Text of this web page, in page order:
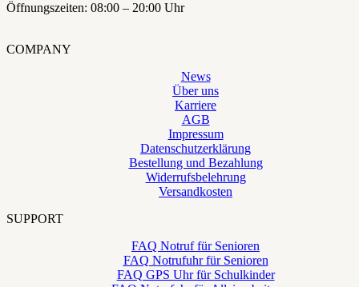
Öffnungszeiten: 08:00 – 20:00 Uhr
COMPANY
News
Über uns
Karriere
AGB
Impressum
Datenschutzerklärung
Bestellung und Bezahlung
Widerrufsbelehrung
Versandkosten
SUPPORT
FAQ Notruf für Senioren
FAQ Notrufuhr für Senioren
FAQ GPS Uhr für Schulkinder